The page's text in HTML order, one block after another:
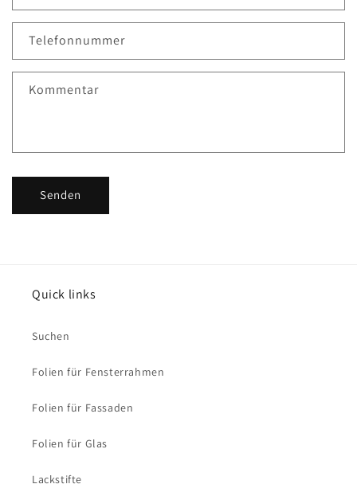
a
t
f
l
Telefonnummer
Kommentar
Senden
Quick links
Suchen
Folien für Fensterrahmen
Folien für Fassaden
Folien für Glas
Lackstifte